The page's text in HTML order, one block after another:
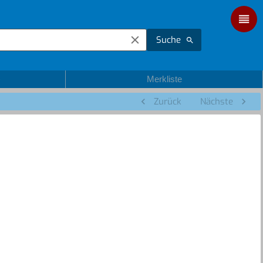
Suche
Merkliste
Zurück Nächste